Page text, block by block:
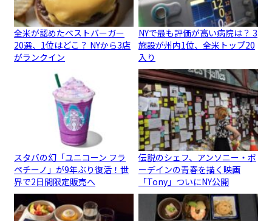
全米が認めたベストバーガー
20選、1位はどこ？ NYから3店
がランクイン
NYで最も評価が高い病院は？ 3
施設が州内1位、全米トップ20
入り
スタバの幻「ユニコーン フラ
ペチーノ」が9年ぶり復活！世
界で2日間限定販売へ
伝説のシェフ、アンソニー・ボ
ーデインの青春を描く映画
「Tony」ついにNY公開